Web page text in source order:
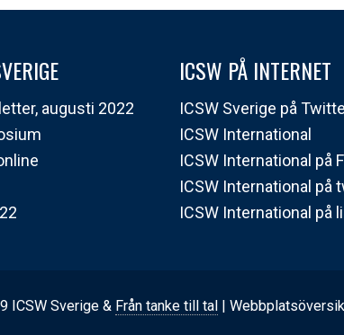
augusti 2022
ICSW PÅ INTERNET
ICSW Sverige på
ICSW International
ICSW International på
ICSW International på
ICSW International på
ICSW Sverige & Från tanke till tal |